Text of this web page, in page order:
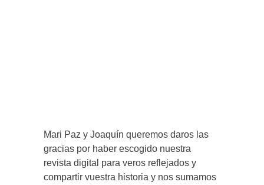
Mari Paz y Joaquín queremos daros las
gracias por haber escogido nuestra
revista digital para veros reflejados y
compartir vuestra historia y nos sumamos